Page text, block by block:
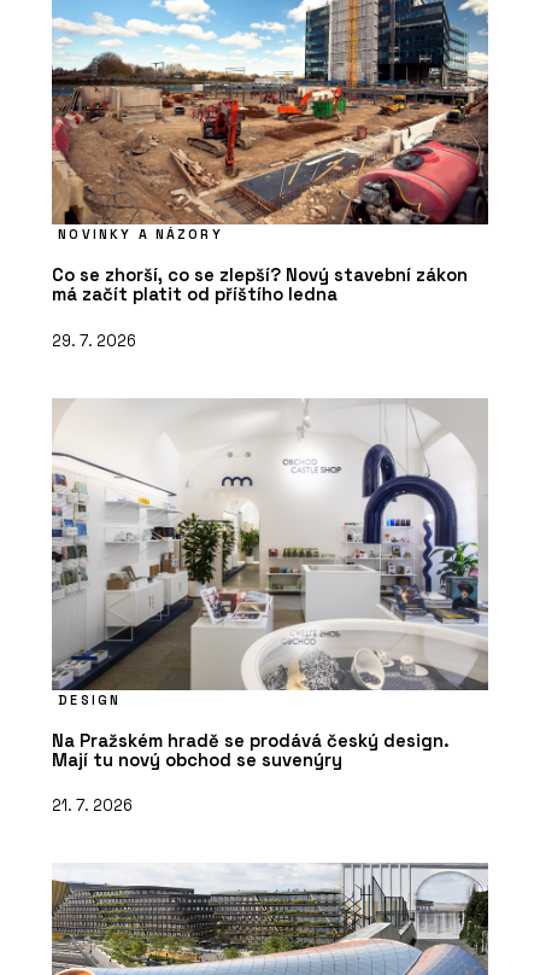
NOVINKY A NÁZORY
Co se zhorší, co se zlepší? Nový stavební zákon
má začít platit od příštího ledna
29. 7. 2026
DESIGN
Na Pražském hradě se prodává český design.
Mají tu nový obchod se suvenýry
21. 7. 2026